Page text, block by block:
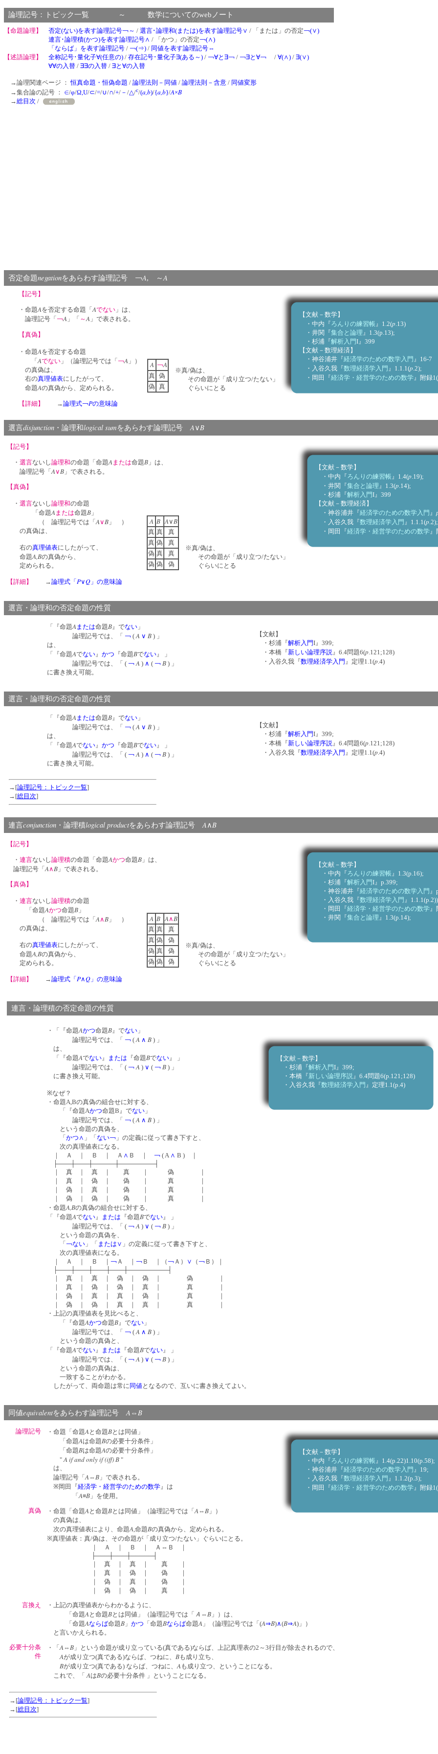
論理記号：トピック一覧 ～ 数学についてのwebノート
【命題論理】 否定(ない)を表す論理記号￢～ / 選言･論理和(または)を表す論理記号∨ / 「または」の否定￢(∨)
連言･論理積(かつ)を表す論理記号∧ / 「かつ」の否定￢(∧)
「ならば」を表す論理記号 / ￢(⇒) / 同値を表す論理記号⇔
【述語論理】
全称記号･量化子∀(任意の) / 存在記号･量化子∃(ある～) / ￢∀と∃￢ / ￢∃と∀￢ / ∀(∧) / ∃(∨)
∀∀の入替 / ∃∃の入替 / ∃と∀の入替
→論理関連ページ ：恒真命題・恒偽命題 / 論理法則－同値 / 論理法則－含意 / 同値変形
→集合論の記号 ： ∈/φ/Ω,U/⊂/=/∪/∩/+/ － /△/c/(a,b)/{a,b}/A×B
→総目次 /
否定命題negationをあらわす論理記号 ￢A, ～A
【記号】
・命題Aを否定する命題「Aでない 」は、
論理記号「 ￢A 」「 ～A 」で表される。
【真偽】
・命題Aを否定する命題
「Aでない 」（論理記号では「￢A 」）
の真偽は、
右の真理値表にしたがって、
命題Aの真偽から、定められる。
A ￢A
真 偽
偽 真
※真/偽は、
その命題が「成り立つ/たない」
ぐらいにとる
【詳細】 →論理式￢Pの意味論
【文献－数学】
・中内『ろんりの練習帳 』1.2(p.13)
・井関『集合と論理 』1.3(p.13);
・杉浦『解析入門I』399
【文献－数理経済】
・神谷浦井『経済学のための数学入門 』16-7
・入谷久我『数理経済学入門 』1.1.1(p.2);
・岡田『経済学・経営学のための数学』附録1(
選言disjunction ・論理和logical sumをあらわす論理記号A∨B
【記号】
・ 選言ないし論理和の命題「命題A または命題B 」は、
論理記号「 A∨B 」で表される。
【真偽】
・ 選言ないし論理和の命題
「命題Aまたは命題B 」
（ 論理記号では「A∨B 」 ）
の真偽は、
右の真理値表にしたがって、
命題A,Bの真偽から、
定められる。
A B A∨B
真 真
真
真 偽
真
偽 真
真
偽 偽 偽
※真/偽は、
その命題が「成り立つ/たない」
ぐらいにとる
【詳細】 →論理式「P∨Q 」の意味論
【文献－数学】
・中内『ろんりの練習帳 』1.4(p .19);
・井関『集合と論理 』1.3(p .14);
・杉浦『解析入門I』399
【文献－数理経済】
・神谷浦井『経済学のための数学入門 』
・入谷久我『数理経済学入門 』1.1.1(p .2);
・岡田『経済学・経営学のための数学
選言・論理和の否定命題の性質
「『命題Aまたは命題B』でない 」
論理記号では、「 ￢ (A ∨ B ) 」
は、
「『命題Aでない』 かつ 『命題Bでない』 」
論理記号では、「 ( ￢ A ) ∧ ( ￢ B ) 」
に書き換え可能。
【文献】
・杉浦『解析入門I』399;
・本橋『新しい論理序説』6.4問題6(p.121;128)
・入谷久我『数理経済学入門 』定理1.1(p.4)
選言・論理和の否定命題の性質
「『命題A または命題B 』でない 」
論理記号では、「 ￢ ( A ∨ B ) 」
は、
「『命題Aでない 』 かつ 『命題Bでない 』 」
論理記号では、「 ( ￢ A ) ∧ ( ￢ B ) 」
に書き換え可能。
【文献】
・杉浦『解析入門I』399;
・本橋『新しい論理序説 』6.4問題6(p .121;128)
・入谷久我『数理経済学入門 』定理1.1(p .4)
→[論理記号：トピック一覧]
→[総目次]
連言conjunction ・論理積logical productをあらわす論理記号A∧B
【記号】
・ 連言ないし論理積の命題「命題Aかつ命題B 」は、
論理記号「 A∧B 」で表される。
【真偽】
・ 連言ないし論理積の命題
「命題Aかつ命題B 」
（ 論理記号では「A∧B 」 ）
の真偽は、
右の真理値表にしたがって、
命題A,Bの真偽から、
定められる。
A B A∧B
真 真
真
真 偽
偽
偽 真
偽
偽 偽 偽
※真/偽は、
その命題が「成り立つ/たない」
ぐらいにとる
【詳細】 →論理式「P∧Q 」の意味論
【文献－数学】
・中内『ろんりの練習帳 』1.3(p.16);
・杉浦『解析入門I』p.399;
・神谷浦井『経済学のための数学入門 』
・入谷久我『数理経済学入門 』
・岡田『経済学・経営学のための数学
・井関『集合と論理 』1.3(p.14);
連言・論理積の否定命題の性質
・「『命題Aかつ命題B 』でない 」
論理記号では、「 ￢ ( A ∧ B ) 」
は、
「『命題Aでない 』 または 『命題Bでない 』 」
論理記号では、「 ( ￢ A ) ∨ ( ￢ B ) 」
に書き換え可能。
※なぜ？
・命題A,Bの真偽の組合せに対する、
「『命題Aかつ命題B』でない 」
論理記号では、「 ￢ ( A ∧ B ) 」
という命題の真偽を、
「かつ ∧ 」「ない￢ 」の定義に従って書き下すと、
次の真理値表になる。
｜ Ａ ｜ Ｂ ｜ Ａ ∧ Ｂ ｜ ￢ ( A ∧ B ) ｜
├───┼───┼─────┼────────┤
｜ 真 ｜ 真 ｜ 真 ｜ 偽 ｜
｜ 真 ｜ 偽 ｜ 偽 ｜ 真 ｜
｜ 偽 ｜ 真 ｜ 偽 ｜ 真 ｜
｜ 偽 ｜ 偽 ｜ 偽 ｜ 真 ｜
・命題A,Bの真偽の組合せに対する、
「『命題Aでない 』 または 『命題Bでない 』 」
論理記号では、「 ( ￢ A ) ∨ ( ￢ B ) 」
という命題の真偽を、
「￢ない 」「 または ∨ 」の定義に従って書き下すと、
次の真理値表になる。
｜ Ａ ｜ Ｂ ｜ ￢ Ａ ｜ ￢ Ｂ ｜（ ￢ Ａ） ∨ （ ￢ Ｂ）｜
├───┼───┼───┼───┼─────────┤
｜ 真 ｜ 真 ｜ 偽 ｜ 偽 ｜ 偽 ｜
｜ 真 ｜ 偽 ｜ 偽 ｜ 真 ｜ 真 ｜
｜ 偽 ｜ 真 ｜ 真 ｜ 偽 ｜ 真 ｜
｜ 偽 ｜ 偽 ｜ 真 ｜ 真 ｜ 真 ｜
・上記の真理値表を見比べると、
「『命題Aかつ命題B 』でない 」
論理記号では、「 ￢ ( A ∧ B ) 」
という命題の真偽と、
「『命題Aでない 』 または 『命題Bでない 』 」
論理記号では、「 ( ￢ A ) ∨ ( ￢ B ) 」
という命題の真偽は、
一致することがわかる。
したがって、両命題は常に 同値となるので、互いに書き換えてよい。
【文献－数学】
・杉浦『解析入門I』399;
・本橋『新しい論理序説 』6.4問題6(p.121;128)
・入谷久我『数理経済学入門 』定理1.1(p.4)
同値equivalentをあらわす論理記号A ⇔ B
論理記号 ・命題「命題Aと命題Bとは同値」
「命題Aは命題Bの必要十分条件」
「命題Bは命題Aの必要十分条件」
"A if and only if (iff) B "
は、
論理記号「A ⇔ B 」で表される。
※岡田『経済学・経営学のための数学』は
「A≡B 」を使用。
【文献－数学】
・中内『ろんりの練習帳 』1.4(p.22)1.10(p.58);
・神谷浦井『経済学のための数学入門 』19;
・入谷久我『数理経済学入門 』1.1.2(p.3);
・岡田『経済学・経営学のための数学』附録
真偽 ・命題「命題Aと命題Bとは同値」（論理記号では「A ⇔ B 」）
の真偽は、
次の真理値表により、命題A,命題Bの真偽から、定められる。
※真理値表：真/偽は、その命題が「成り立つ/たない」ぐらいにとる。
｜ Ａ ｜ Ｂ ｜ Ａ⇔Ｂ ｜
├───┼───┼─────┤
｜ 真 ｜ 真 ｜ 真 ｜
｜ 真 ｜ 偽 ｜ 偽 ｜
｜ 偽 ｜ 真 ｜ 偽 ｜
｜ 偽 ｜ 偽 ｜ 真 ｜
言換え
・上記の真理値表からわかるように、
「命題Aと命題Bとは同値」（論理記号では「 Ａ ⇔ B 」）は、
「命題Aならば命題B 」 かつ 「命題Bならば命題A 」（論理記号では「(A⇒B)∧(B⇒A)」）
と言いかえられる。
必要十分条
件
・「A ⇔ B 」という命題が成り立っている(真である)ならば、上記真理表の2～3行目が除去されるので、
Aが成り立つ(真である)ならば、つねに、 Bも成り立ち、
Bが成り立つ(真である) ならば、つねに、Aも成り立つ、ということになる。
これで、「AはBの必要十分条件 」ということになる。
→[論理記号：トピック一覧]
→[総目次]